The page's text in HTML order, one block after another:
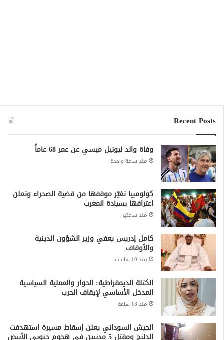
Recent Posts
وفاة والد ليونيل ميسي عن عمر 68 عاماً
منذ ساعة واحدة
كولومبيا تغيّر موقفها من قضية الصحراء وتعلن
اعترافها بسيادة المغرب
منذ ساعتين
كامل إدريس يعفي وزير الشؤون الدينية
والأوقاف
منذ 10 ساعات
الكتلة الديمقراطية: الحوار والعملية السياسية
المدخل الأساسي لإيقاف الحرب
منذ 18 ساعة
الجيش السوداني يعلن إسقاط مسيرة استهدفت
الدلنج ومقتل 5 مدنيين في هجوم جنوبي الأبيض